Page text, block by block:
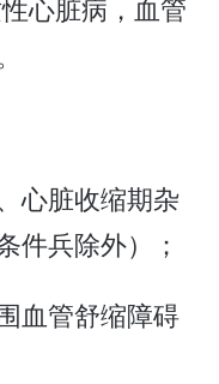
心脏病，血管
心脏收缩期杂
件兵除外）；
血管舒缩障碍